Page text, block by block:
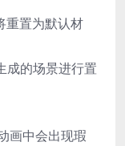
重置为默认材
成的场景进行置
画中会出现瑕